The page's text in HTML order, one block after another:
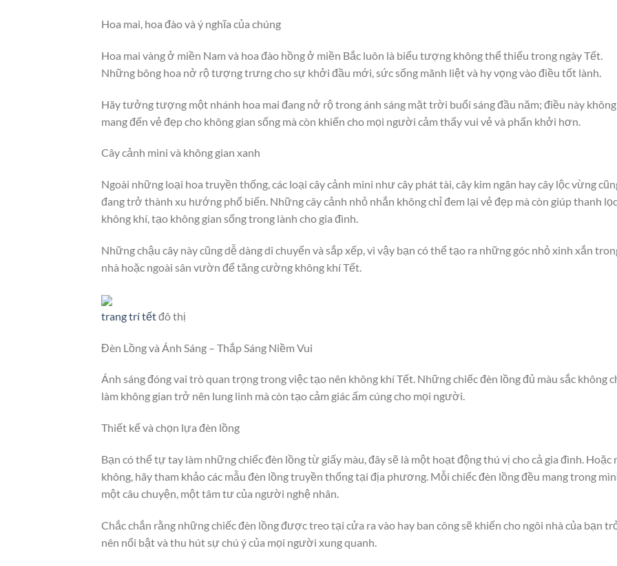
Hoa mai, hoa đào và ý nghĩa của chúng
Hoa mai vàng ở miền Nam và hoa đào hồng ở miền Bắc luôn là biểu tượng không thể thiếu trong ngày Tết.
Những bông hoa nở rộ tượng trưng cho sự khởi đầu mới, sức sống mãnh liệt và hy vọng vào điều tốt lành.
Hãy tưởng tượng một nhánh hoa mai đang nở rộ trong ánh sáng mặt trời buổi sáng đầu năm; điều này
mang đến vẻ đẹp cho không gian sống mà còn khiến cho mọi người cảm thấy vui vẻ và phấn khởi hơn.
Cây cảnh mini và không gian xanh
Ngoài những loại hoa truyền thống, các loại cây cảnh mini như cây phát tài, cây kim ngân hay cây lộc vừng
đang trở thành xu hướng phổ biến. Những cây cảnh nhỏ nhắn không chỉ đem lại vẻ đẹp mà còn giúp thanh lọc
không khí, tạo không gian sống trong lành cho gia đình.
Những chậu cây này cũng dễ dàng di chuyển và sắp xếp, vì vậy bạn có thể tạo ra những góc nhỏ xinh xắn
nhà hoặc ngoài sân vườn để tăng cường không khí Tết.
trang trí tếtđô thị
Đèn Lồng và Ánh Sáng – Thắp Sáng Niềm Vui
Ánh sáng đóng vai trò quan trọng trong việc tạo nên không khí Tết. Những chiếc đèn lồng đủ màu sắc không
làm không gian trở nên lung linh mà còn tạo cảm giác ấm cúng cho mọi người.
Thiết kế và chọn lựa đèn lồng
Bạn có thể tự tay làm những chiếc đèn lồng từ giấy màu, đây sẽ là một hoạt động thú vị cho cả gia đình. Hoặc
không, hãy tham khảo các mẫu đèn lồng truyền thống tại địa phương. Mỗi chiếc đèn lồng đều mang trong
một câu chuyện, một tâm tư của người nghệ nhân.
Chắc chắn rằng những chiếc đèn lồng được treo tại cửa ra vào hay ban công sẽ khiến cho ngôi nhà của bạn
nên nổi bật và thu hút sự chú ý của mọi người xung quanh.